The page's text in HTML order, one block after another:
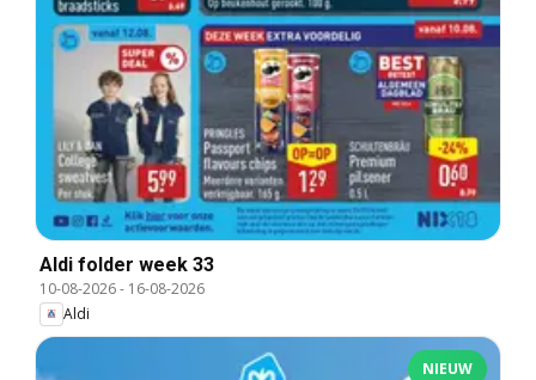
Aldi folder week 33
10-08-2026- 16-08-2026
Aldi
NIEUW